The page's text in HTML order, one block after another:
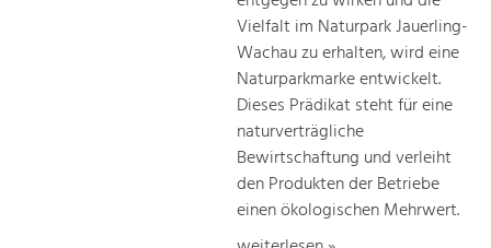
Vielfalt im Naturpark Jauerling-
Wachau zu erhalten, wird eine
Naturparkmarke entwickelt.
Dieses Prädikat steht für eine
naturverträgliche
Bewirtschaftung und verleiht
den Produkten der Betriebe
einen ökologischen Mehrwert.